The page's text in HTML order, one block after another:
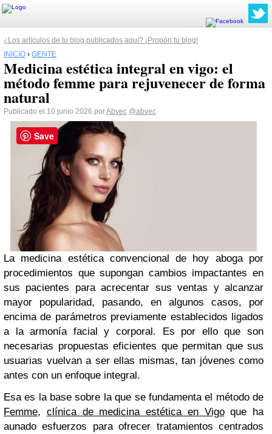
¿Los artículos de tu blog publicados aquí? ¡Propón tu blog!
INICIO › GENTE
Medicina estética integral en vigo: el
método femme para rejuvenecer de forma
natural
Publicado el 10 junio 2026 porAbvec @abvec
La medicina estética convencional de hoy aboga por
procedimientos que supongan cambios impactantes en
sus pacientes para acrecentar sus ventas y alcanzar
mayor popularidad, pasando, en algunos casos, por
encima de parámetros previamente establecidos ligados
a la armonía facial y corporal. Es por ello que son
necesarias propuestas eficientes que permitan que sus
usuarias vuelvan a ser ellas mismas, tan jóvenes como
antes con un enfoque integral.
Esa es la base sobre la que se fundamenta el método de
Femme, clínica de medicina estética en Vigoque ha
aunado esfuerzos para ofrecer tratamientos centrados
Save